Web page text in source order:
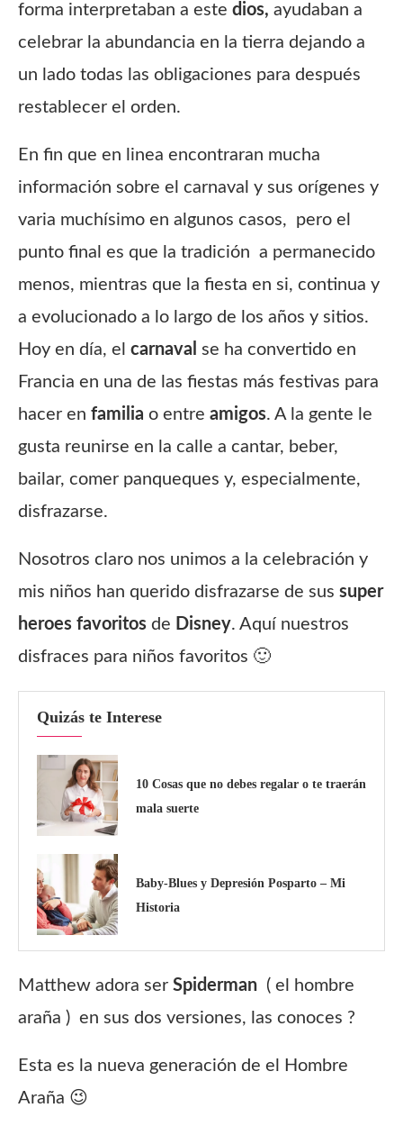
forma interpretaban a este dios, ayudaban a
celebrar la abundancia en la tierra dejando a
un lado todas las obligaciones para después
restablecer el orden.
En fin que en linea encontraran mucha
información sobre el carnaval y sus orígenes y
varia muchísimo en algunos casos, pero el
punto final es que la tradición a permanecido
menos, mientras que la fiesta en si, continua y
a evolucionado a lo largo de los años y sitios.
Hoy en día, el carnaval se ha convertido en
Francia en una de las fiestas más festivas para
hacer en familia o entre amigos. A la gente le
gusta reunirse en la calle a cantar, beber,
bailar, comer panqueques y, especialmente,
disfrazarse.
Nosotros claro nos unimos a la celebración y
mis niños han querido disfrazarse de sus super
heroes favoritos de Disney. Aquí nuestros
disfraces para niños favoritos 🙂
Quizás te Interese
10 Cosas que no debes regalar o te traerán
mala suerte
Baby-Blues y Depresión Posparto – Mi
Historia
Matthew adora ser Spiderman ( el hombre
araña ) en sus dos versiones, las conoces ?
Esta es la nueva generación de el Hombre
Araña 😉